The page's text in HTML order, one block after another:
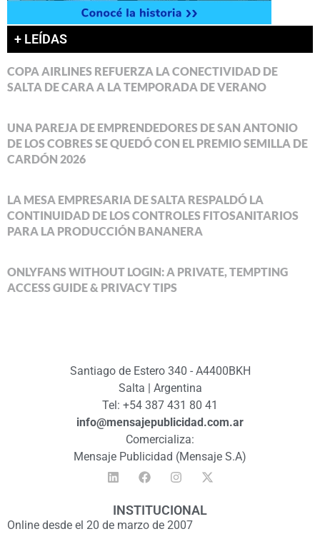
+ LEÍDAS
COPA AIRLINES REFUERZA LA CONECTIVIDAD DE
SALTA DE CARA A LA TEMPORADA DE VERANO
UNA PAREJA DE EMPRENDEDORES DE SAN ANTONIO
DE LOS COBRES SE QUEDÓ CON EL PREMIO SEMILLA DE
CARDÓN 2026
LA MESA EMPRESARIA DE SALTA RESPALDÓ LA
CONTINUIDAD DE LOS CONTROLES FITOSANITARIOS
PARA LA PRODUCCIÓN BANANERA
ONLYFANS WITHOUT LOGIN: A PRIVATE, TEMPTING
ACCESS GUIDE & PRIVACY TIPS
Santiago de Estero 340 - A4400BKH
Salta | Argentina
Tel: +54 387 431 80 41
info@mensajepublicidad.com.ar
Comercializa:
Mensaje Publicidad (Mensaje S.A)
INSTITUCIONAL
Online desde el 20 de marzo de 2007